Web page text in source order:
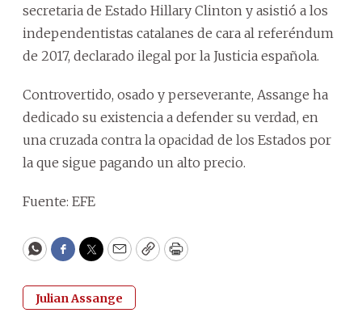
secretaria de Estado Hillary Clinton y asistió a los
independentistas catalanes de cara al referéndum
de 2017, declarado ilegal por la Justicia española.
Controvertido, osado y perseverante, Assange ha
dedicado su existencia a defender su verdad, en
una cruzada contra la opacidad de los Estados por
la que sigue pagando un alto precio.
Fuente: EFE
WhatsApp
Facebook
Twitter
EmailCopyPrint
Julian Assange